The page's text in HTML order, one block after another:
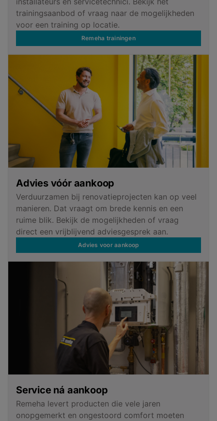
trainingsaanbod of vraag naar de mogelijkheden
voor een training op locatie.
Remeha trainingen
Advies vóór aankoop
Verduurzamen bij renovatieprojecten kan op veel
manieren. Dat vraagt om brede kennis en een
ruime blik. Bekijk de mogelijkheden of vraag
direct een vrijblijvend adviesgesprek aan.
Advies voor aankoop
Service ná aankoop
Remeha levert producten die vele jaren
onopgemerkt en ongestoord comfort moeten